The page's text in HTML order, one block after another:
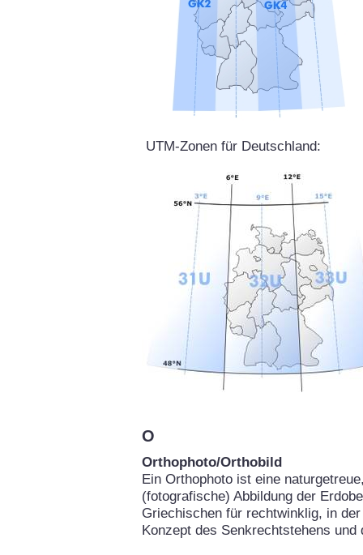
UTM-Zonen für Deutschland:
O
Orthophoto/Orthobild
Ein Orthophoto ist eine
(fotografische) Abbildung der
Griechischen für rechtwinklig, in
Konzept des Senkrechtstehens